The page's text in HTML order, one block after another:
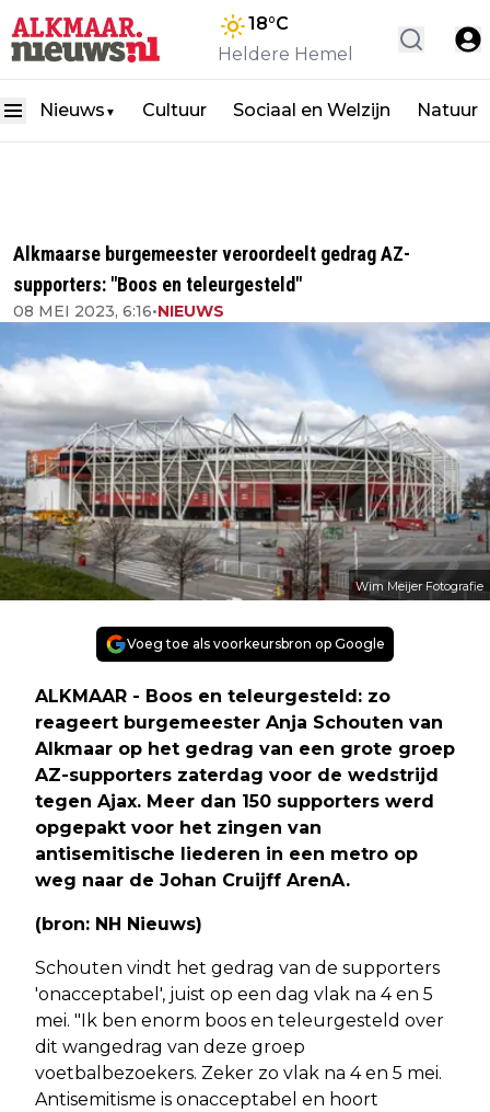
18°C
Heldere Hemel
Nieuws ▼ Cultuur Sociaal en Welzijn Natuur
Alkmaarse burgemeester veroordeelt gedrag AZ-
supporters: "Boos en teleurgesteld"
08 MEI 2023, 6:16•NIEUWS
Wim Meijer Fotografie
Voeg toe als voorkeursbron op Google
ALKMAAR - Boos en teleurgesteld: zo
reageert burgemeester Anja Schouten van
Alkmaar op het gedrag van een grote groep
AZ-supporters zaterdag voor de wedstrijd
tegen Ajax. Meer dan 150 supporters werd
opgepakt voor het zingen van
antisemitische liederen in een metro op
weg naar de Johan Cruijff ArenA.
(bron: NH Nieuws)
Schouten vindt het gedrag van de supporters
'onacceptabel', juist op een dag vlak na 4 en 5
mei. "Ik ben enorm boos en teleurgesteld over
dit wangedrag van deze groep
voetbalbezoekers. Zeker zo vlak na 4 en 5 mei.
Antisemitisme is onacceptabel en hoort